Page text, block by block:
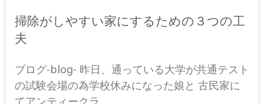
掃除がしやすい家にするための３つの工
夫
ブログ-blog- 昨日、通っている大学が共通テスト
の試験会場の為学校休みになった娘と 古民家に
てアンティークラ